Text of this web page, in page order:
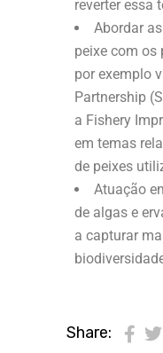
reverter essa
Abordar
peixe com os
por exemplo
Partnership
a Fishery
em temas
de peixes
Atuação
de algas e
a capturar
Share: